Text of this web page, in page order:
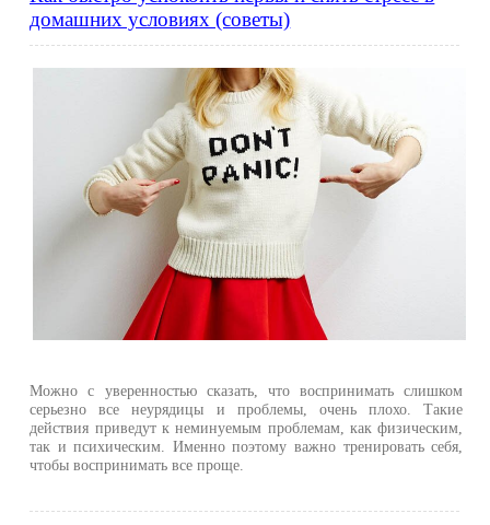
домашних условиях (советы)
Можно с уверенностью сказать, что воспринимать слишком
серьезно все неурядицы и проблемы, очень плохо. Такие
действия приведут к неминуемым проблемам, как физическим,
так и психическим. Именно поэтому важно тренировать себя,
чтобы воспринимать все проще.